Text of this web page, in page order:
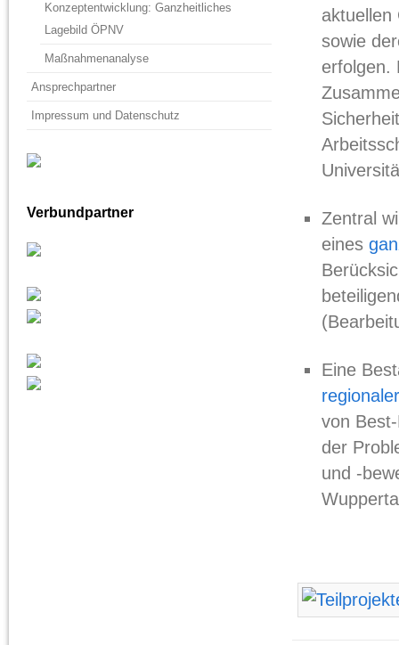
aktuellen
sowie
erfolgen.
Zentral
eines
Eine
von
der
und -
Konzeptentwicklung: Ganzheitliches
Lagebild ÖPNV
Maßnahmenanalyse
Ansprechpartner
Impressum und Datenschutz
Verbundpartner